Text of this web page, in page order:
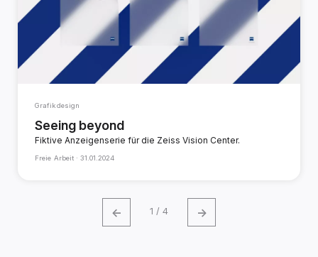
Grafikdesign
Seeing beyond
Fiktive Anzeigenserie für die Zeiss Vision Center.
Freie Arbeit ·31.01.2024
← 1 / 4 →